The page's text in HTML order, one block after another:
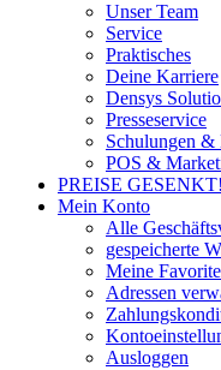
Unser Team
Service
Praktisches
Deine Karriere
Densys
Presseservice
Schulungen &
POS &
PREISE GESENKT!
Mein Konto
Alle
gespeicherte
Meine
Adressen
Ausloggen